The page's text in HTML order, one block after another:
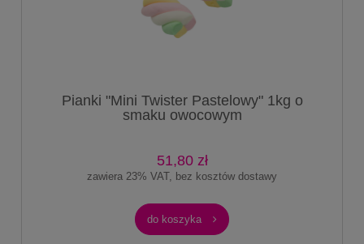
Pianki "Mini Twister Pastelowy" 1kg o
smaku owocowym
51,80 zł
zawiera 23% VAT, bez kosztów dostawy
do koszyka